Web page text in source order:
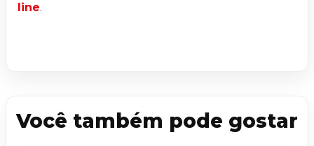
line.
Você também pode gostar